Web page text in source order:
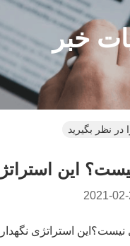
خبر
نظر بگیرید
این
2021-
استراتژی